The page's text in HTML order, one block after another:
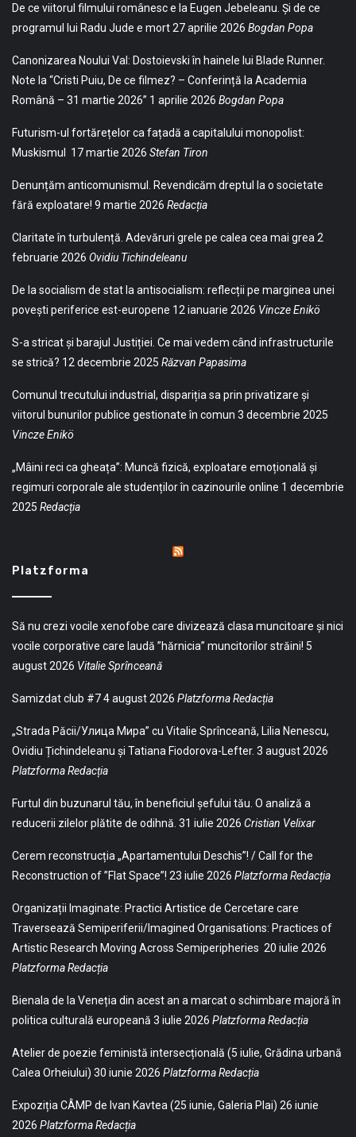
De ce viitorul filmului românesc e la Eugen Jebeleanu. Și de ce
programul lui Radu Jude e mort27 aprilie 2026 Bogdan Popa
Canonizarea Noului Val: Dostoievski în hainele lui Blade Runner.
Note la “Cristi Puiu, De ce filmez? – Conferință la Academia
Română – 31 martie 2026” 1 aprilie 2026 Bogdan Popa
Futurism-ul fortărețelor ca fațadă a capitalului monopolist:
Muskismul
17 martie 2026 Stefan Tiron
Denunțăm anticomunismul. Revendicăm dreptul la o societate
fără exploatare! 9 martie 2026 Redacția
Claritate în turbulență. Adevăruri grele pe calea cea mai grea 2
februarie 2026 Ovidiu Tichindeleanu
De la socialism de stat la antisocialism: reflecții pe marginea unei
povești periferice est-europene 12 ianuarie 2026 Vincze Enikö
S-a stricat și barajul Justiției. Ce mai vedem când infrastructurile
se strică? 12 decembrie 2025 Răzvan Papasima
Comunul trecutului industrial, dispariția sa prin privatizare și
viitorul bunurilor publice gestionate în comun 3 decembrie 2025
Vincze Enikö
„Mâini reci ca gheața”: Muncă fizică, exploatare emoțională și
regimuri corporale ale studenților în cazinourile online 1 decembrie
2025 Redacția
Platzforma
Să nu crezi vocile xenofobe care divizează clasa muncitoare și nici
vocile corporative care laudă ”hărnicia” muncitorilor străini! 5
august 2026 Vitalie Sprînceană
Samizdat club #74 august 2026 Platzforma Redacția
„Strada Păcii/Улица Мира” cu Vitalie Sprînceană, Lilia Nenescu,
Ovidiu Țichindeleanu și Tatiana Fiodorova-Lefter. 3 august 2026
Platzforma Redacția
Furtul din buzunarul tău, în beneficiul șefului tău. O analiză a
reducerii zilelor plătite de odihnă. 31 iulie 2026 Cristian Velixar
Cerem reconstrucția „Apartamentului Deschis”! / Call for the
Reconstruction of ”Flat Space”! 23 iulie 2026 Platzforma Redacția
Organizații Imaginate: Practici Artistice de Cercetare care
Traversează Semiperiferii/Imagined Organisations: Practices of
Artistic Research Moving Across Semiperipheries 20 iulie 2026
Platzforma Redacția
Bienala de la Veneția din acest an a marcat o schimbare majoră în
politica culturală europeană 3 iulie 2026 Platzforma Redacția
Atelier de poezie feministă intersecțională (5 iulie, Grădina urbană
Calea Orheiului) 30 iunie 2026 Platzforma Redacția
Expoziția CÂMP de Ivan Kavtea (25 iunie, Galeria Plai) 26 iunie
2026 Platzforma Redacția